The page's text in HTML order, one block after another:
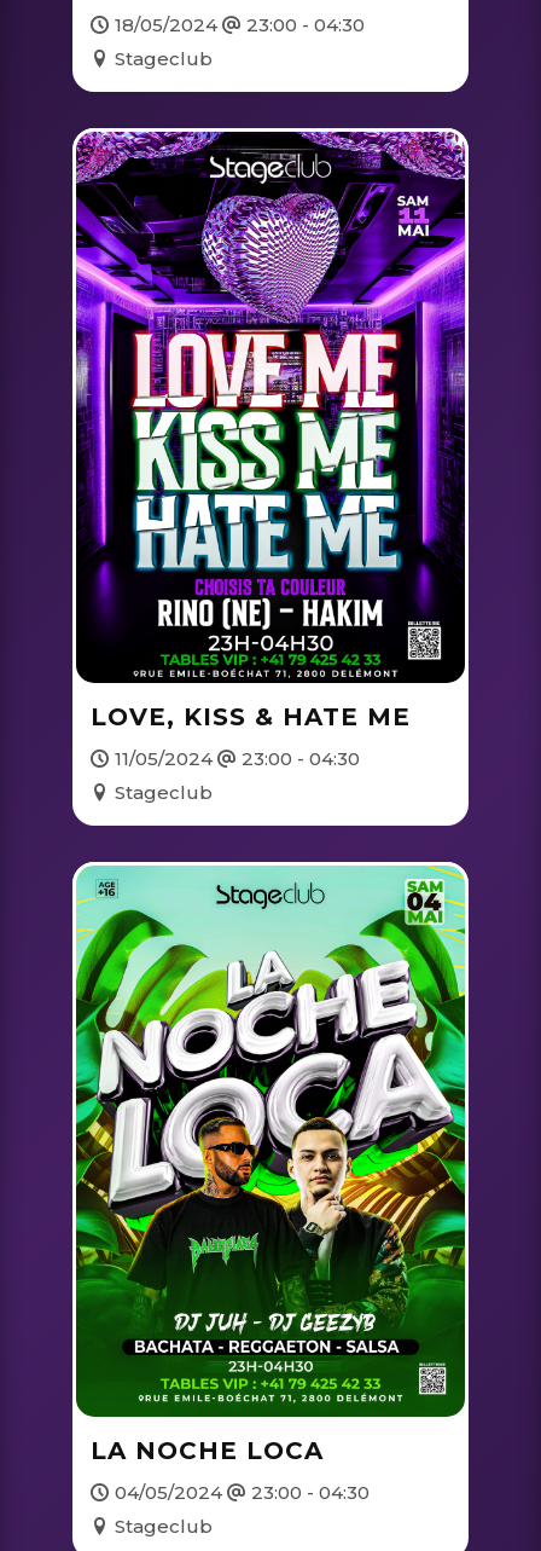
18/05/2024
23:00 - 04:30
Stageclub
LOVE, KISS & HATE ME
11/05/2024
23:00 - 04:30
Stageclub
LA NOCHE LOCA
04/05/2024
23:00 - 04:30
Stageclub